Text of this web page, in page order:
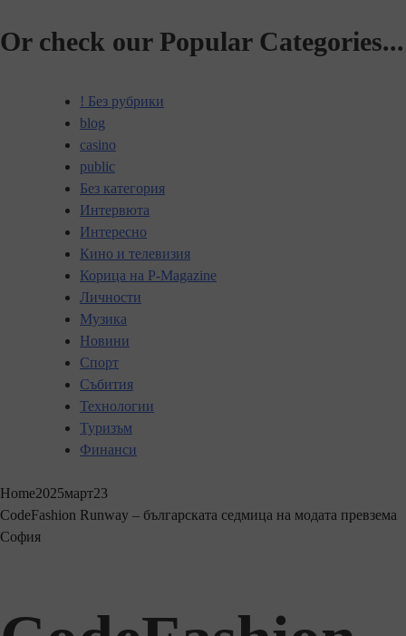
Or check our Popular Categories...
! Без рубрики
blog
casino
public
Без категория
Интервюта
Интересно
Кино и телевизия
Корица на P-Magazine
Личности
Музика
Новини
Спорт
Събития
Технологии
Туризъм
Финанси
Home2025март23
CodeFashion Runway – българската седмица на модата превзема
София